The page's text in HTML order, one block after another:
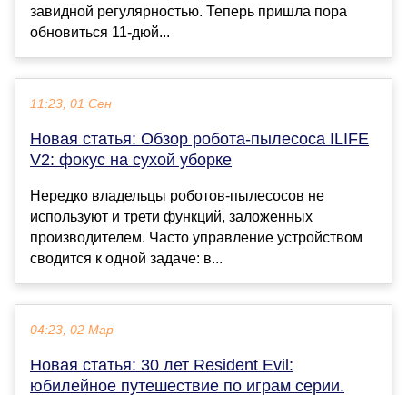
завидной регулярностью. Теперь пришла пора
обновиться 11-дюй...
11:23, 01 Сен
Новая статья: Обзор робота-пылесоса ILIFE
V2: фокус на сухой уборке
Нередко владельцы роботов-пылесосов не
используют и трети функций, заложенных
производителем. Часто управление устройством
сводится к одной задаче: в...
04:23, 02 Мар
Новая статья: 30 лет Resident Evil:
юбилейное путешествие по играм серии.